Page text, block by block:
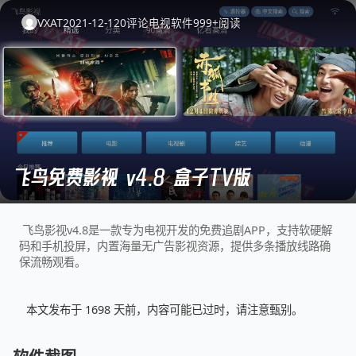
VXAT2021-12-120评论电视软件999+阅读
飞鸟免费影视 v4.8 盒子TV版
飞鸟影视v4.8是一款专为电视开发的免费追剧APP，支持软硬解
码和手机投屏，内置海量无广告影视资源，提供多条播放线路确
保流畅观看。
本文发布于 1698 天前，内容可能已过时，请注意甄别。